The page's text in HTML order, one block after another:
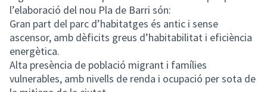
l’elaboració del nou Pla de Barri són:
Gran part del parc d’habitatges és antic i sense
ascensor, amb dèficits greus d’habitabilitat i eficiència
energètica.
Alta presència de població migrant i famílies
vulnerables, amb nivells de renda i ocupació per sota de